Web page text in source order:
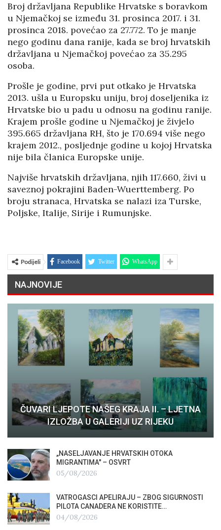
Broj državljana Republike Hrvatske s boravkom
u Njemačkoj se između 31. prosinca 2017. i 31.
prosinca 2018. povećao za 27.772. To je manje
nego godinu dana ranije, kada se broj hrvatskih
državljana u Njemačkoj povećao za 35.295
osoba.
Prošle je godine, prvi put otkako je Hrvatska
2013. ušla u Europsku uniju, broj doseljenika iz
Hrvatske bio u padu u odnosu na godinu ranije.
Krajem prošle godine u Njemačkoj je živjelo
395.665 državljana RH, što je 170.694 više nego
krajem 2012., posljednje godine u kojoj Hrvatska
nije bila članica Europske unije.
Najviše hrvatskih državljana, njih 117.660, živi u
saveznoj pokrajini Baden-Wuerttemberg. Po
broju stranaca, Hrvatska se nalazi iza Turske,
Poljske, Italije, Sirije i Rumunjske.
Podijeli Facebook Twitter WhatsApp
NAJNOVIJE
ČUVARI LJEPOTE NAŠEG KRAJA II. – LJETNA
IZLOŽBA U GALERIJI UZ RIJEKU
„NASELJAVANJE HRVATSKIH OTOKA
MIGRANTIMA″ – OSVRT
05/08/2026
VATROGASCI APELIRAJU – ZBOG SIGURNOSTI
PILOTA CANADERA NE KORISTITE…
04/08/2026